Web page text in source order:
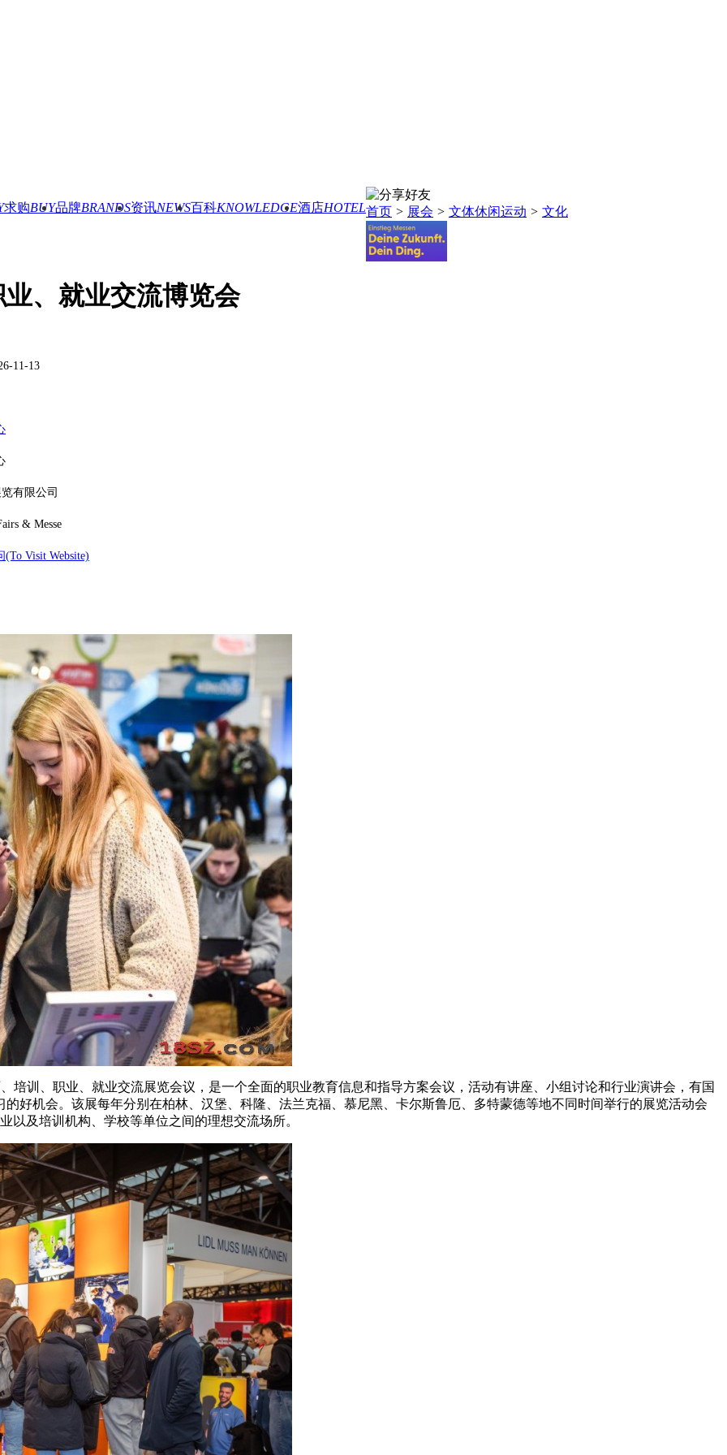
求购BUY品牌BRANDS资讯NEWS百科KNOWLEDGE酒店HOTEL首页 > 展会 > 文体休闲运动 > 文化
、就业交流博览会
11-13
有限公司
& Messe
Visit Website)
培训、职业、就业交流展览会议，是一个全面的职业教育信息和指导方案会议，活动有讲座、小组讨论和行业演讲会，有国
好机会。该展每年分别在柏林、汉堡、科隆、法兰克福、慕尼黑、卡尔斯鲁厄、多特蒙德等地不同时间举行的展览活动会
以及培训机构、学校等单位之间的理想交流场所。